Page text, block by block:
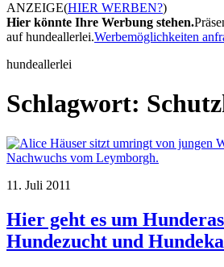
ANZEIGE(HIER WERBEN?)
Hier könnte Ihre Werbung stehen.
auf hundeallerlei.Werbemöglichkeiten
hundeallerlei
Schlagwort:
11. Juli 2011
Hier geht es um
Hundezucht und